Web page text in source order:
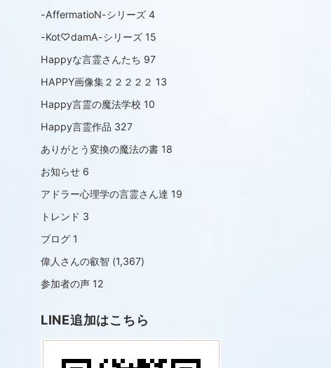
-AffermatioN-シリーズ 4
-Kot♡damA-シリーズ 15
Happyな言霊さんたち 97
HAPPY画像集２２２２２ 13
Happy言霊の魔法学校 10
Happy言霊作品 327
ありがとう変換の魔法の書 18
お知らせ 6
アドラー心理学の言霊さん達 19
トレンド 3
ブログ 1
偉人さんの叡智 (1,367)
参加者の声 12
LINE追加はこちら